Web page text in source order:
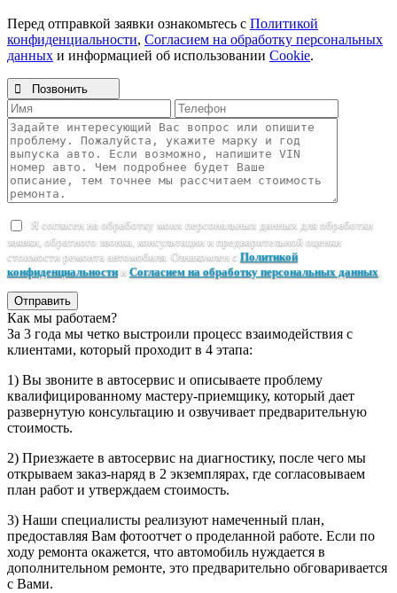
Перед отправкой заявки ознакомьтесь с Политикой
конфиденциальности, Согласием на обработку персональных
данных и информацией об использовании Cookie.
 Позвонить
Я согласен на обработку моих персональных данных для обработки
заявки, обратного звонка, консультации и предварительной оценки
стоимости ремонта автомобиля. Ознакомлен с Политикой
конфиденциальностии Согласием на обработку персональных данных
Отправить
Как мы работаем?
За 3 года мы четко выстроили процесс взаимодействия с
клиентами, который проходит в 4 этапа:
1) Вы звоните в автосервис и описываете проблему
квалифицированному мастеру-приемщику, который дает
развернутую консультацию и озвучивает предварительную
стоимость.
2) Приезжаете в автосервис на диагностику, после чего мы
открываем заказ-наряд в 2 экземплярах, где согласовываем
план работ и утверждаем стоимость.
3) Наши специалисты реализуют намеченный план,
предоставляя Вам фотоотчет о проделанной работе. Если по
ходу ремонта окажется, что автомобиль нуждается в
дополнительном ремонте, это предварительно обговаривается
с Вами.